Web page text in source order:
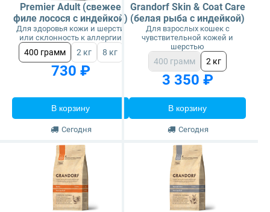
Premier Adult (свежее
филе лосося с индейкой)
Для здоровья кожи и шерсти
или склонность к аллергии
400 грамм 2 кг 8 кг
730 ₽
В корзину
Сегодня
Grandorf Skin & Coat Care
(белая рыба с индейкой)
Для взрослых кошек с
чувствительной кожей и
шерстью
400 грамм 2 кг
3 350 ₽
В корзину
Сегодня